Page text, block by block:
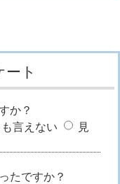
ト
か？
言えない
見
たですか？